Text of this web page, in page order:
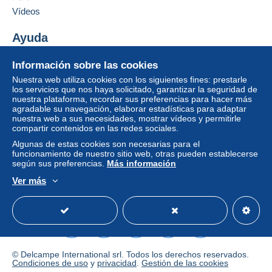
cláusulas relativas al pago, estas se considerarán
nulas. Las condiciones de pago de la página web
Delcampe, tal y como se definen en las
Las compras deben pagarse en un plazo de14
díasa partir de la recepción de la declaración final
del vendedor.
Derecho de retracto|Gastos de devolución a
cargo del comprador.
Para saber el plazo de devolución y de reembolso
del artículo,
- Frais d'affranchissementforfaitaire pour 100
pour les autres pays du Monde,puis tarifs progressifs
Información sobre las cookies
Nuestra web utiliza cookies con los siguientes fines: prestarle
los servicios que nos haya solicitado, garantizar la seguridad de
nuestra plataforma, recordar sus preferencias para hacer más
agradable su navegación, elaborar estadísticas para adaptar
nuestra web a sus necesidades, mostrar vídeos y permitirle
compartir contenidos en las redes sociales.
Algunas de estas cookies son necesarias para el
funcionamiento de nuestro sitio web, otras pueden establecerse
según sus preferencias. Más información
Ver más
Vídeos
Ayuda
Comprar en Delcampe
Vender en Delcampe
Una página securizada
© Delcampe International srl. Todos los derechos reservados.
Condiciones de uso y privacidad Gestión de las cookies